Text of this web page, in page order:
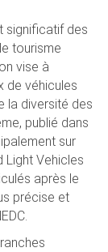
significatif des
tourisme
vise à
de véhicules
la diversité des
publié dans
sur
Light Vehicles
après le
précise et